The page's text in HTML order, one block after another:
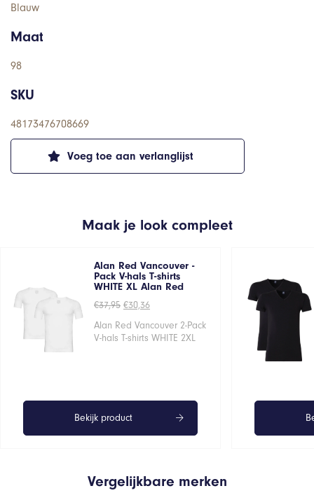
Voeg toe aan verlanglijst
Blauw
Maat
98
SKU
48173476708669
Maak je look compleet
Alan Red Vancouver -
Pack V-hals T-shirts
WHITE XL Alan Red
€37,95 Oorspronkelijke
was:
€37,95.
€30,36Huidige
is:
€30,36.
Alan Red Vancouver 2-Pack
V-hals T-shirts WHITE 2XL
Bekijk product
Vergelijkbare merken